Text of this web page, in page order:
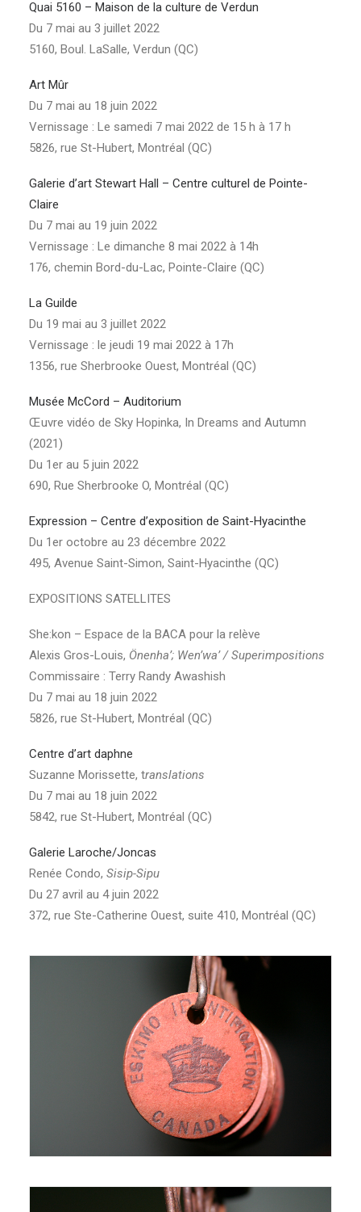
Quai 5160 – Maison de la culture de Verdun
Du 7 mai au 3 juillet 2022
5160, Boul. LaSalle, Verdun (QC)
Art Mûr
Du 7 mai au 18 juin 2022
Vernissage : Le samedi 7 mai 2022 de 15 h à 17 h
5826, rue St-Hubert, Montréal (QC)
Galerie d’art Stewart Hall – Centre culturel de Pointe-
Claire
Du 7 mai au 19 juin 2022
Vernissage : Le dimanche 8 mai 2022 à 14h
176, chemin Bord-du-Lac, Pointe-Claire (QC)
La Guilde
Du 19 mai au 3 juillet 2022
Vernissage : le jeudi 19 mai 2022 à 17h
1356, rue Sherbrooke Ouest, Montréal (QC)
Musée McCord – Auditorium
Œuvre vidéo de Sky Hopinka, In Dreams and Autumn
(2021)
Du 1er au 5 juin 2022
690, Rue Sherbrooke O, Montréal (QC)
Expression – Centre d’exposition de Saint-Hyacinthe
Du 1er octobre au 23 décembre 2022
495, Avenue Saint-Simon, Saint-Hyacinthe (QC)
EXPOSITIONS SATELLITES
She:kon – Espace de la BACA pour la relève
Alexis Gros-Louis, Önenha’; Wen’wa’ / Superimpositions
Commissaire : Terry Randy Awashish
Du 7 mai au 18 juin 2022
5826, rue St-Hubert, Montréal (QC)
Centre d’art daphne
Suzanne Morissette, translations
Du 7 mai au 18 juin 2022
5842, rue St-Hubert, Montréal (QC)
Galerie Laroche/Joncas
Renée Condo, Sisip-Sipu
Du 27 avril au 4 juin 2022
372, rue Ste-Catherine Ouest, suite 410, Montréal (QC)